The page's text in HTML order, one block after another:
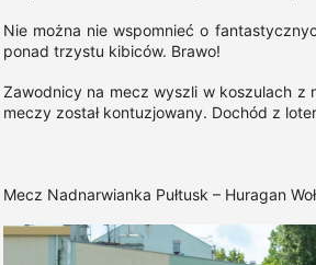
Nie można nie wspomnieć o
ponad trzystu kibiców. Brawo!
Zawodnicy na mecz wyszli w koszulach z
meczy został kontuzjowany. Dochód z
Mecz Nadnarwianka Pułtusk – Huragan